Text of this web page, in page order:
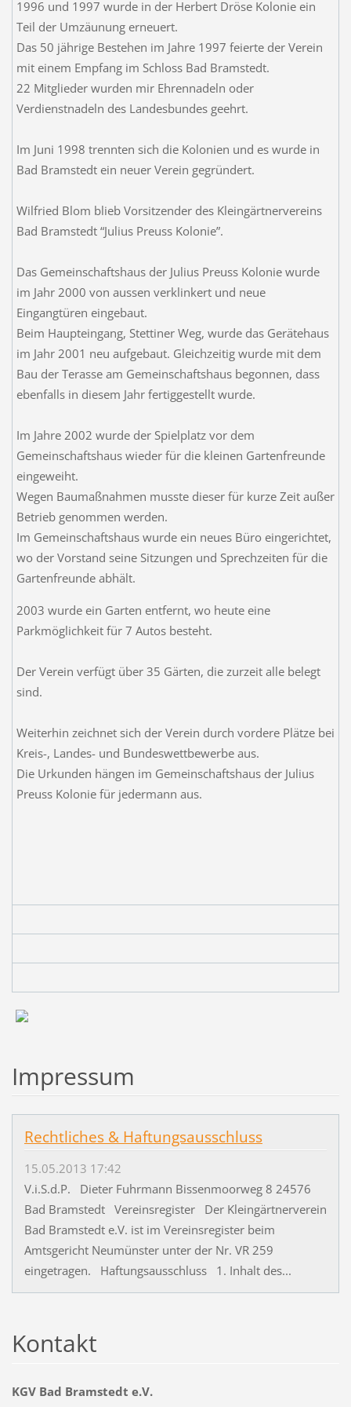
1996 und 1997 wurde in der Herbert Dröse Kolonie ein
Teil der Umzäunung erneuert.
Das 50 jährige Bestehen im Jahre 1997 feierte der Verein
mit einem Empfang im Schloss Bad Bramstedt.
22 Mitglieder wurden mir Ehrennadeln oder
Verdienstnadeln des Landesbundes geehrt.
Im Juni 1998 trennten sich die Kolonien und es wurde in
Bad Bramstedt ein neuer Verein gegründert.
Wilfried Blom blieb Vorsitzender des Kleingärtnervereins
Bad Bramstedt “Julius Preuss Kolonie”.
Das Gemeinschaftshaus der Julius Preuss Kolonie wurde
im Jahr 2000 von aussen verklinkert und neue
Eingangtüren eingebaut.
Beim Haupteingang, Stettiner Weg, wurde das Gerätehaus
im Jahr 2001 neu aufgebaut. Gleichzeitig wurde mit dem
Bau der Terasse am Gemeinschaftshaus begonnen, dass
ebenfalls in diesem Jahr fertiggestellt wurde.
Im Jahre 2002 wurde der Spielplatz vor dem
Gemeinschaftshaus wieder für die kleinen Gartenfreunde
eingeweiht.
Wegen Baumaßnahmen musste dieser für kurze Zeit außer
Betrieb genommen werden.
Im Gemeinschaftshaus wurde ein neues Büro eingerichtet,
wo der Vorstand seine Sitzungen und Sprechzeiten für die
Gartenfreunde abhält.
2003 wurde ein Garten entfernt, wo heute eine
Parkmöglichkeit für 7 Autos besteht.
Der Verein verfügt über 35 Gärten, die zurzeit alle belegt
sind.
Weiterhin zeichnet sich der Verein durch vordere Plätze bei
Kreis-, Landes- und Bundeswettbewerbe aus.
Die Urkunden hängen im Gemeinschaftshaus der Julius
Preuss Kolonie für jedermann aus.
Impressum
Rechtliches & Haftungsausschluss
15.05.2013 17:42
V.i.S.d.P. Dieter Fuhrmann Bissenmoorweg 8 24576
Bad Bramstedt Vereinsregister Der Kleingärtnerverein
Bad Bramstedt e.V. ist im Vereinsregister beim
Amtsgericht Neumünster unter der Nr. VR 259
eingetragen. Haftungsausschluss 1. Inhalt des...
Kontakt
KGV Bad Bramstedt e.V.